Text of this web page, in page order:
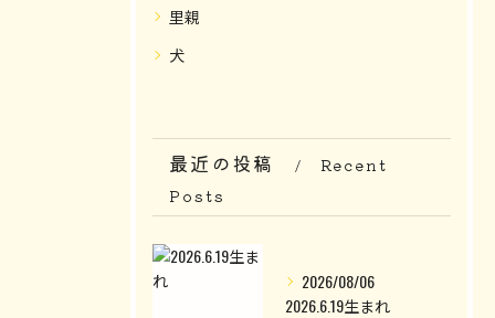
里親
犬
最近の投稿
Recent
Posts
2026/08/06
2026.6.19生まれ